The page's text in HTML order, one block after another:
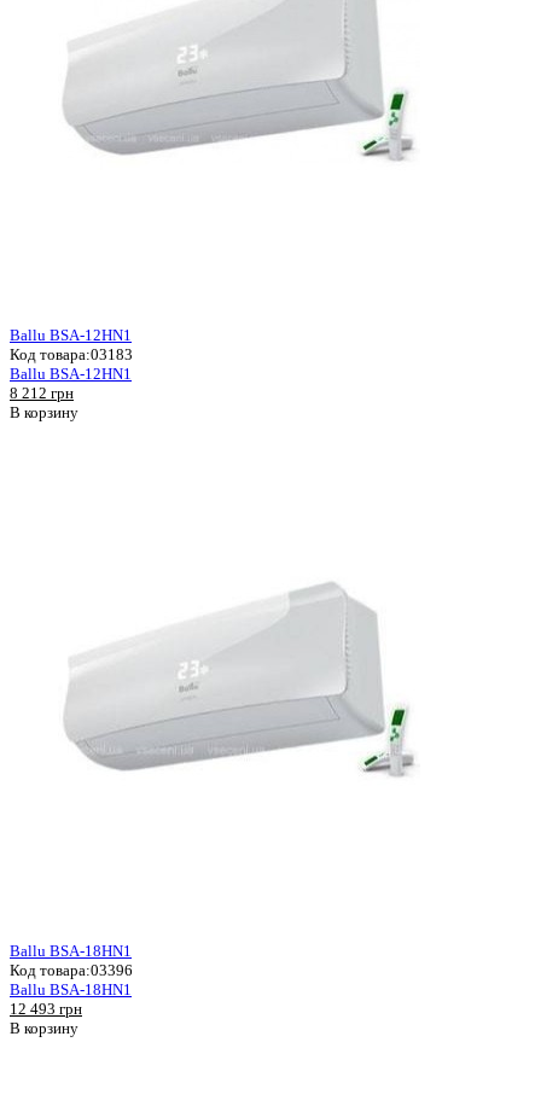
Ballu BSA-12HN1
Код товара:03183
Ballu BSA-12HN1
8 212 грн
В корзину
Ballu BSA-18HN1
Код товара:03396
Ballu BSA-18HN1
12 493 грн
В корзину